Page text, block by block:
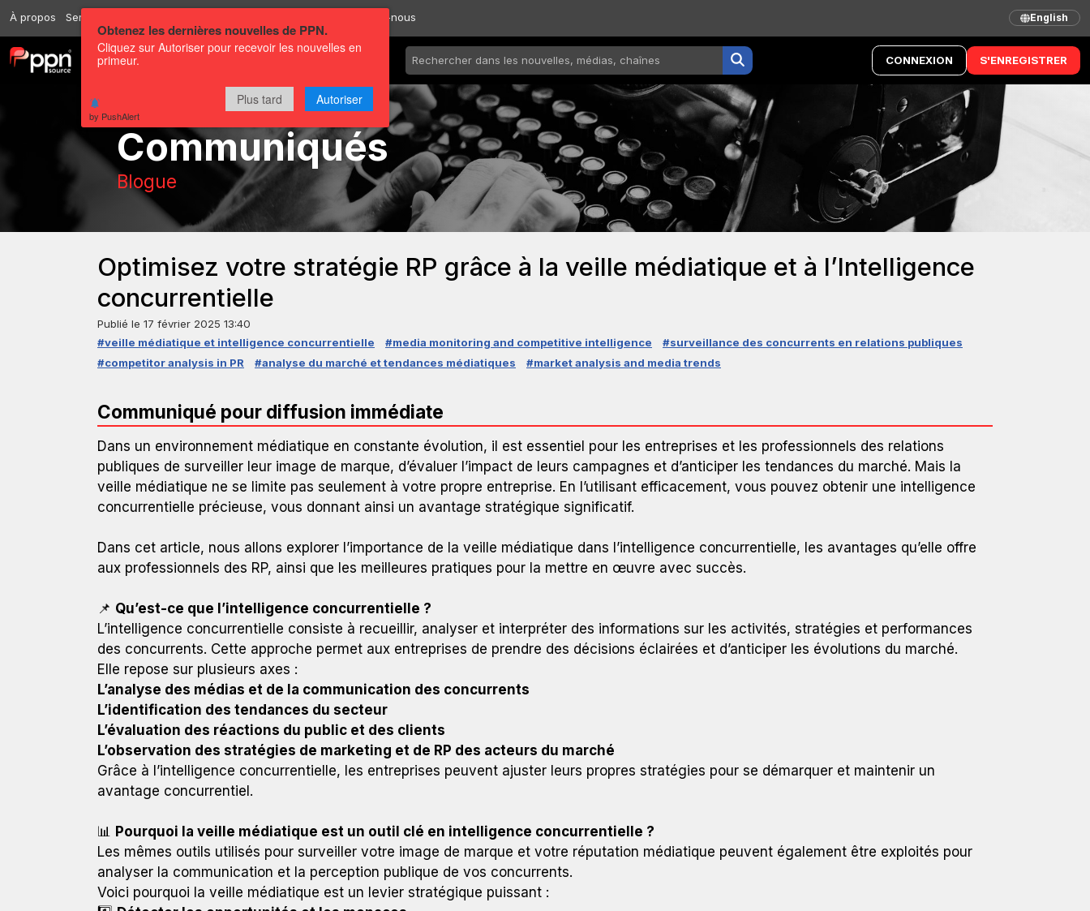
Chaînes CONNEXION S'ENREGISTRER
À propos Services Contactez-nous English
Communiqués
Blogue
Optimisez votre stratégie RP grâce à la veille médiatique et à l’Intelligence
concurrentielle
Publié le 17 février 2025 13:40
#veille médiatique et intelligence concurrentielle
#media monitoring and competitive intelligence
#surveillance des concurrents en relations publiques
#competitor analysis in PR
#analyse du marché et tendances médiatiques #market analysis and media trends
Communiqué pour diffusion immédiate
Dans un environnement médiatique en constante évolution, il est essentiel pour les entreprises et les professionnels des relations
publiques de surveiller leur image de marque, d’évaluer l’impact de leurs campagnes et d’anticiper les tendances du marché. Mais la
veille médiatique ne se limite pas seulement à votre propre entreprise. En l’utilisant efficacement, vous pouvez obtenir une intelligence
concurrentielle précieuse, vous donnant ainsi un avantage stratégique significatif.
Dans cet article, nous allons explorer l’importance de la veille médiatique dans l’intelligence concurrentielle, les avantages qu’elle offre
aux professionnels des RP, ainsi que les meilleures pratiques pour la mettre en œuvre avec succès.
📌 Qu’est-ce que l’intelligence concurrentielle ?
L’intelligence concurrentielle consiste à recueillir, analyser et interpréter des informations sur les activités, stratégies et performances
des concurrents. Cette approche permet aux entreprises de prendre des décisions éclairées et d’anticiper les évolutions du marché.
Elle repose sur plusieurs axes :
L’analyse des médias et de la communication des concurrents
L’identification des tendances du secteur
L’évaluation des réactions du public et des clients
L’observation des stratégies de marketing et de RP des acteurs du marché
Grâce à l’intelligence concurrentielle, les entreprises peuvent ajuster leurs propres stratégies pour se démarquer et maintenir un
avantage concurrentiel.
📊 Pourquoi la veille médiatique est un outil clé en intelligence concurrentielle ?
Les mêmes outils utilisés pour surveiller votre image de marque et votre réputation médiatique peuvent également être exploités pour
analyser la communication et la perception publique de vos concurrents.
Voici pourquoi la veille médiatique est un levier stratégique puissant :
Obtenez les dernières nouvelles de PPN.
Cliquez sur Autoriser pour recevoir les nouvelles en
primeur.
Plus tard Autoriser
by PushAlert